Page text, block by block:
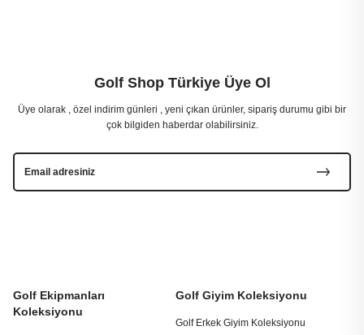
Golf Ekipmanları
Koleksiyonu
Golf Giyim Koleksiyonu
Golf Erkek Giyim Koleksiyonu
Golf Shop Türkiye Üye Ol
Üye olarak , özel indirim günleri , yeni çıkan ürünler, sipariş durumu gibi bir
çok bilgiden haberdar olabilirsiniz.